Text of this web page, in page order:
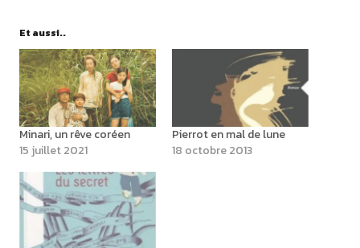
Et aussi..
Minari, un rêve coréen
15 juillet 2021
Pierrot en mal de lune
18 octobre 2013